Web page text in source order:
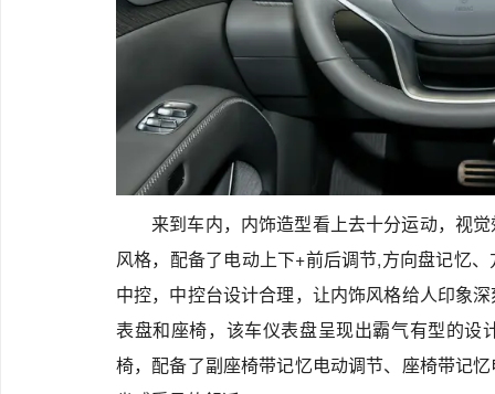
来到车内，内饰造型看上去十分运动，视
风格，配备了电动上下+前后调节,方向盘记忆
中控，中控台设计合理，让内饰风格给人印象
表盘和座椅，该车仪表盘呈现出霸气有型的设
椅，配备了副座椅带记忆电动调节、座椅带记